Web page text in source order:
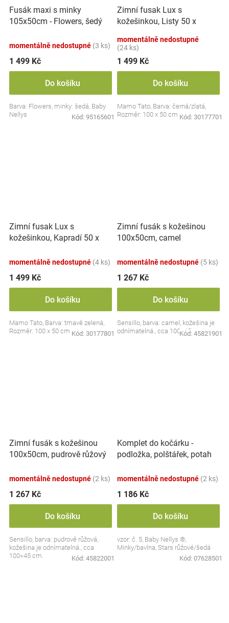
Fusák maxi s minky
105x50cm - Flowers, šedý
momentálně nedostupné (3 ks)
1 499 Kč
Do košíku
Barva: Flowers, minky: šedá, Baby
Nellys
Kód: 95165601
Zimní fusak Lux s
kožešinkou, Listy 50 x
momentálně nedostupné
(24 ks)
1 499 Kč
Do košíku
Mamo Tato, Barva: černá/zlatá,
Rozměr: 100 x 50 cm Kód: 30177701
Zimní fusak Lux s
kožešinkou, Kapradí 50 x
momentálně nedostupné (4 ks)
1 499 Kč
Do košíku
Mamo Tato, Barva: tmavě zelená,
Rozměr: 100 x 50 cm Kód: 30177801
Zimní fusák s kožešinou
100x50cm, camel
momentálně nedostupné (5 ks)
1 267 Kč
Do košíku
Sensillo, barva: camel, kožešina je
odnímatelná., cca 100×45 cm.
Kód: 45821901
Zimní fusák s kožešinou
100x50cm, pudrově růžový
momentálně nedostupné (2 ks)
1 267 Kč
Do košíku
Sensillo, barva: pudrově růžová,
kožešina je odnímatelná., cca
100×45 cm.
Kód: 45822001
Komplet do kočárku -
podložka, polštářek, potah
momentálně nedostupné (2 ks)
1 186 Kč
Do košíku
vzor: č. 5, Baby Nellys ®,
Minky/bavlna, Stars růžové/šedá
Kód: 07628501